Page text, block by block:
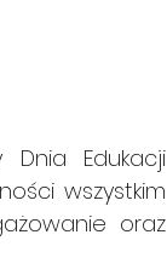
Edukacji
wszystkim
oraz